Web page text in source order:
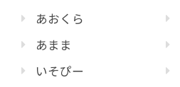
あおくら
あまま
いそぴー